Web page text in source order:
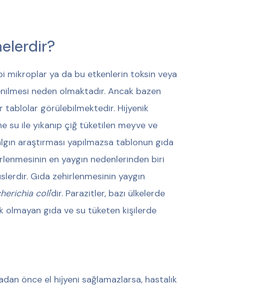
mikroplar ya da bu etkenlerin toksin veya
neden olmaktadır. Ancak bazen
tablolar görülebilmektedir. Hijyenik
su ile yıkanıp çiğ tüketilen meyve ve
araştırması yapılmazsa tablonun gıda
en yaygın nedenlerinden biri
Gıda zehirlenmesinin yaygın
coli'dir. Parazitler, bazı ülkelerde
olmayan gıda ve su tüketen kişilerde
önce el hijyeni sağlamazlarsa, hastalık